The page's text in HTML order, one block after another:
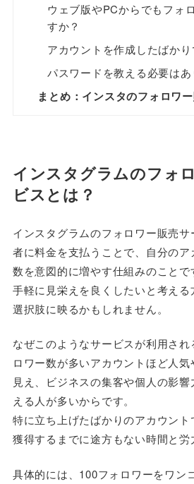
ウェブ版やPCからでもフォ
すか？
アカウントを作成したばか
パスワードを教える必要はあ
まとめ：インスタのフォロワ
インスタグラムのフォ
ビスとは？
インスタグラムのフォロワー販売
者に料金を支払うことで、自分の
数を意図的に増やす仕組みのことで
手軽に見栄えを良くしたいと考え
選択肢に映るかもしれません。
なぜこのようなサービスが利用さ
ロワー数が多いアカウントほど人
見え、ビジネスの集客や個人の影
える人が多いからです。
特に立ち上げたばかりのアカウン
獲得するまでに途方もない時間と労
具体的には、100フォロワーをワン